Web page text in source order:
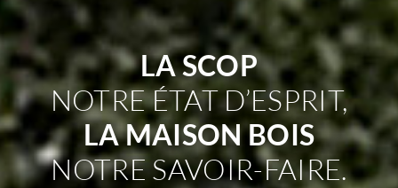
LA SCOP
NOTRE ÉTAT D’ESPRIT,
LA MAISON BOIS
NOTRE SAVOIR-FAIRE.